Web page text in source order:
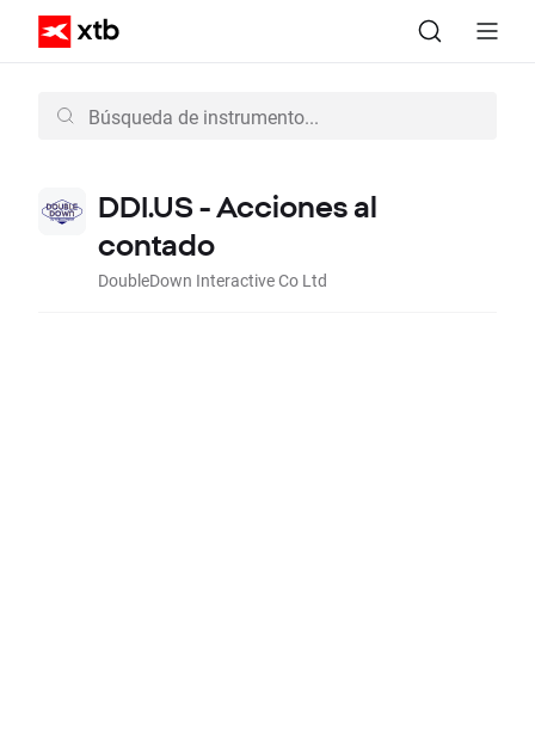
DDI.US - Acciones al
contado
DoubleDown Interactive Co Ltd